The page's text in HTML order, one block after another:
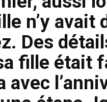
n’y
Des
fille était
avec